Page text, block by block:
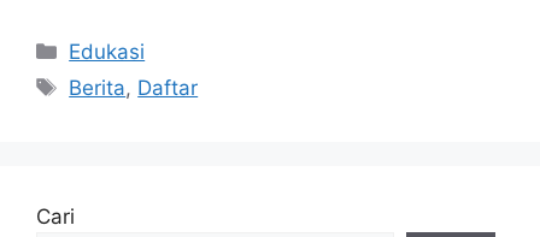
Kategori
Edukasi
Tag
Berita, Daftar
Cari